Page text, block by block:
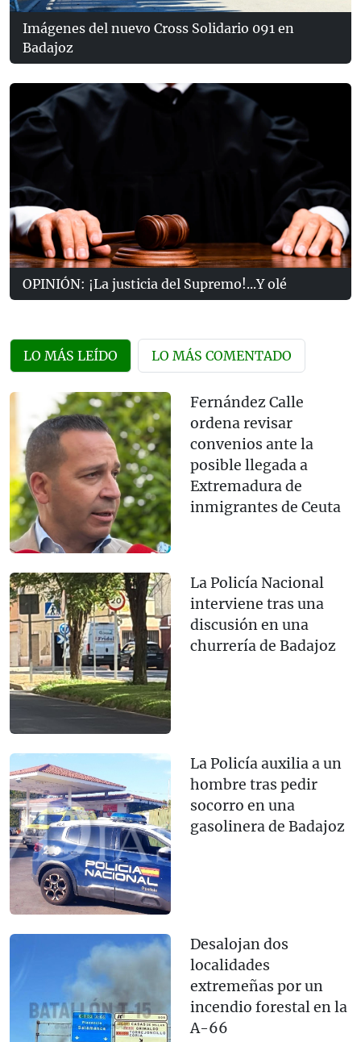
Imágenes del nuevo Cross Solidario 091 en
Badajoz
OPINIÓN: ¡La justicia del Supremo!...Y olé
LO MÁS LEÍDO LO MÁS COMENTADO
Fernández Calle
ordena revisar
convenios ante la
posible llegada a
Extremadura de
inmigrantes de Ceuta
La Policía Nacional
interviene tras una
discusión en una
churrería de Badajoz
La Policía auxilia a un
hombre tras pedir
socorro en una
gasolinera de Badajoz
Desalojan dos
localidades
extremeñas por un
incendio forestal en la
A-66